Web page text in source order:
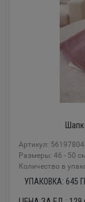
Артикул: 56197804
Размеры: 46 - 50
Количество в
УПАКОВКА: 645